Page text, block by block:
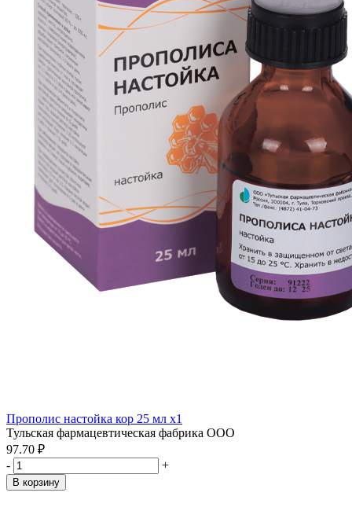
Прополис настойка кор 25 мл x1
Тульская фармацевтическая фабрика ООО
97.70 ₽
-
+
В корзину